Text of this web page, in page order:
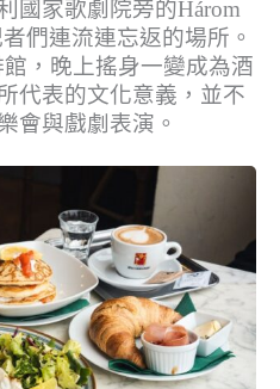
國家歌劇院旁的Három
們連流連忘返的場所。
，晚上搖身一變成為酒
代表的文化意義，並不
會與戲劇表演。